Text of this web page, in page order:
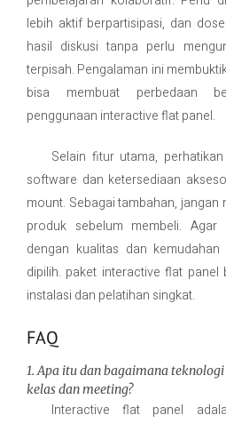
lebih aktif berpartisipasi, dan
hasil diskusi tanpa perlu
terpisah. Pengalaman ini
bisa membuat perbedaan
penggunaan interactive flat panel.
Selain fitur utama,
software dan ketersediaan
mount. Sebagai tambahan,
produk sebelum membeli. Agar
dengan kualitas dan
dipilih. paket interactive flat panel
instalasi dan pelatihan singkat.
FAQ
1. Apa itu dan bagaimana
kelas dan meeting?
Interactive flat panel